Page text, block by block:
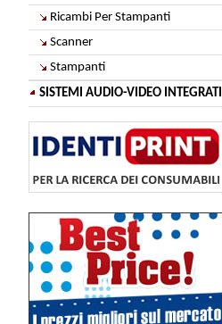
Ricambi Per Stampanti
Scanner
Stampanti
SISTEMI AUDIO-VIDEO INTEGRATI